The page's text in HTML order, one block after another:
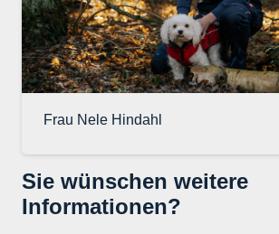
Frau Nele Hindahl
Sie wünschen weitere
Informationen?